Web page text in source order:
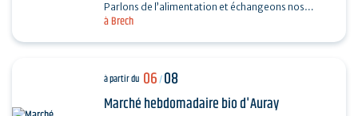
à Brech
Parlons de l’alimentation et échangeons nos
recettes autour de la galette. Fabrication, cuisson
à partir du 06/08
Marché hebdomadaire bio d'Auray